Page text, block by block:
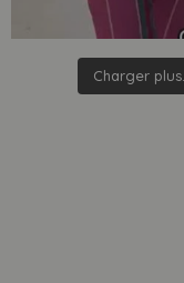
Charger plus…